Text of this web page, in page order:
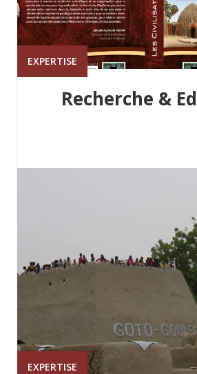
EXPERTISE
Recherche &
EXPERTISE